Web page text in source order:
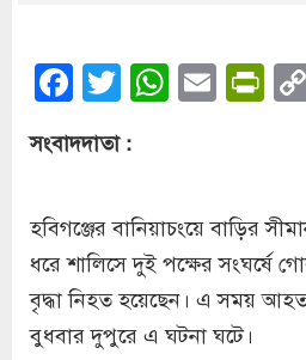
Facebook
Twitter
সংবাদদাতা :
হবিগঞ্জের বানিয়াচংয়ে বাড়ির
ধরে শালিসে দুই পক্ষের সংঘর্ষে
বৃদ্ধা নিহত হয়েছেন। এ সময়
বুধবার দুপুরে এ ঘটনা ঘটে।